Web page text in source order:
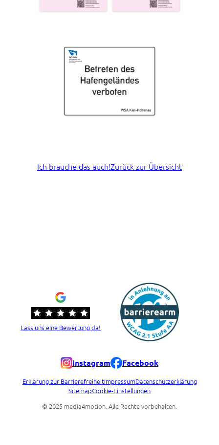
Ich brauche das auch!Zurück zur Übersicht
Lass uns eine Bewertung da!
Instagram Facebook
Erklärung zur BarrierefreiheitImpressumDatenschutzerklärung
SitemapCookie-Einstellungen
© 2025 media4motion. Alle Rechte vorbehalten.